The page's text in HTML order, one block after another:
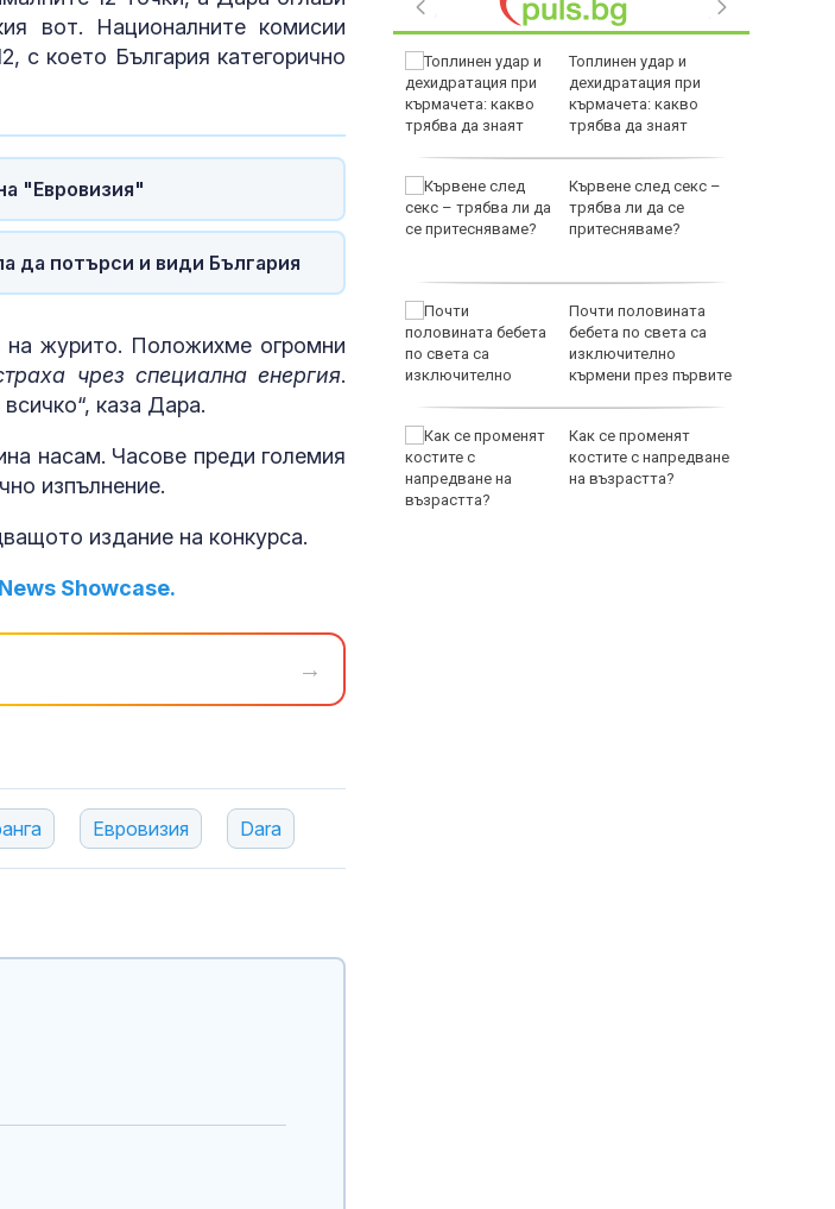
вот. Националните комисии
с което България категорично
"Евровизия"
да потърси и види България
на журито. Положихме огромни
чрез специална енергия.
каза Дара.
насам. Часове преди големия
изпълнение.
издание на конкурса.
Showcase.
→
Евровизия Dara
Добрина:
загатва за нов удар по
Слънчев бряг
Сабаленка в Торонто
Топлинен удар и
дехидратация при
кърмачета: какво
трябва да знаят
Кървене след секс –
трябва ли да се
притесняваме?
Почти половината
бебета по света са
изключително
кърмени през първите
Как се променят
костите с напредване
на възрастта?